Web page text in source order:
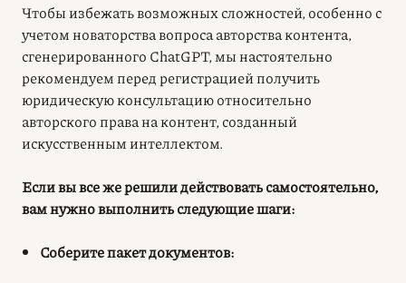
Чтобы избежать возможных сложностей, особенно с
учетом новаторства вопроса авторства контента,
сгенерированного ChatGPT, мы настоятельно
рекомендуем перед регистрацией получить
юридическую консультацию относительно
авторского права на контент, созданный
искусственным интеллектом.
Если вы все же решили действовать самостоятельно,
вам нужно выполнить следующие шаги:
Соберите пакет документов: